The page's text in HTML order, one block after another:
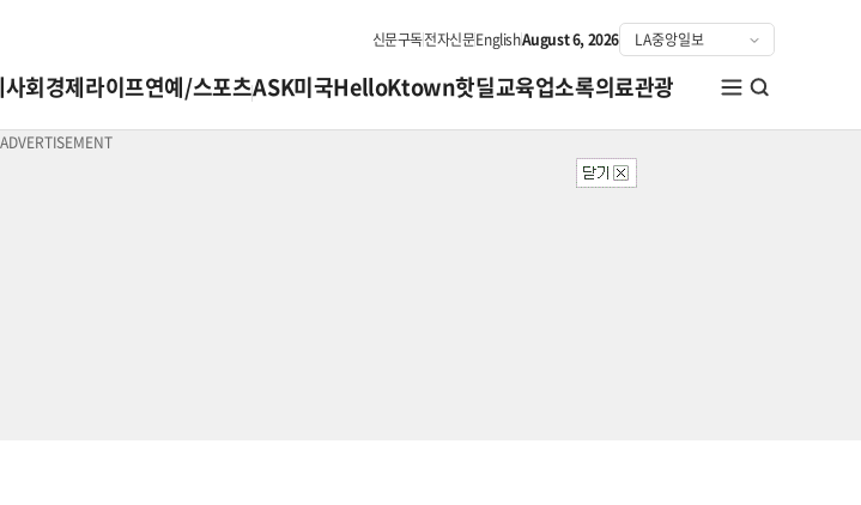
신문구독전자신문EnglishAugust 6, 2026
사회경제라이프연예/스포츠ASK미국HelloKtown핫딜교육업소록의료관광